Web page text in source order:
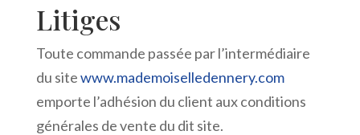
Litiges
Toute commande passée par l’intermédiaire
du sitewww.mademoiselledennery.com
emporte l’adhésion du client aux conditions
générales de vente du dit site.